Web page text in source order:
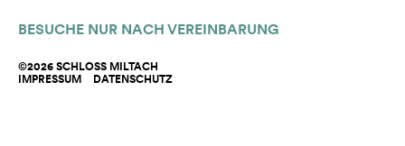
BESUCHE NUR NACH VEREINBARUNG
©2026 SCHLOSS MILTACH
IMPRESSUM
DATENSCHUTZ